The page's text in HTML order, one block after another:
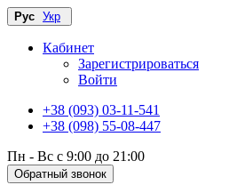
Рус Укр
Кабинет
Зарегистрироваться
Войти
+38 (093) 03-11-541
+38 (098) 55-08-447
Пн - Вс с 9:00 до 21:00
Обратный звонок